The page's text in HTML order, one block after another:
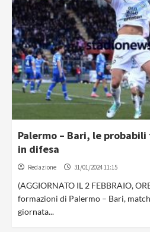
Palermo – Bari, le
in difesa
Redazione 31/01/2024 11:15
(AGGIORNATO IL 2 FEBBRAIO,
formazioni di Palermo – Bari,
giornata...